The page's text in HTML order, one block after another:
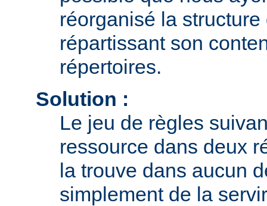
réorganisé la
répartissant son
répertoires.
Solution :
Le jeu de règles
ressource dans deux
la trouve dans aucun
simplement de la